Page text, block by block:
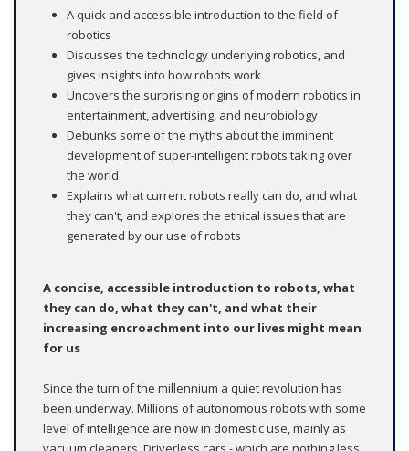
A quick and accessible introduction to the field of
robotics
Discusses the technology underlying robotics, and
gives insights into how robots work
Uncovers the surprising origins of modern robotics in
entertainment, advertising, and neurobiology
Debunks some of the myths about the imminent
development of super-intelligent robots taking over
the world
Explains what current robots really can do, and what
they can't, and explores the ethical issues that are
generated by our use of robots
A concise, accessible introduction to robots, what
they can do, what they can't, and what their
increasing encroachment into our lives might mean
for us
Since the turn of the millennium a quiet revolution has
been underway. Millions of autonomous robots with some
level of intelligence are now in domestic use, mainly as